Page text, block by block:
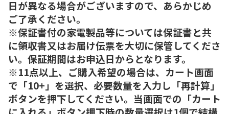
日が異なる場合がございますので、あらかじめ
ご了承ください。
※保証書付の家電製品等については保証書と共
に領収書又はお届け伝票を大切に保管してくださ
い。保証期間はお申込日からとなります。
※11点以上、ご購入希望の場合は、カート画面
で「10+」を選択、必要数量を入力し「再計算」
ボタンを押下してください。当画面での「カート